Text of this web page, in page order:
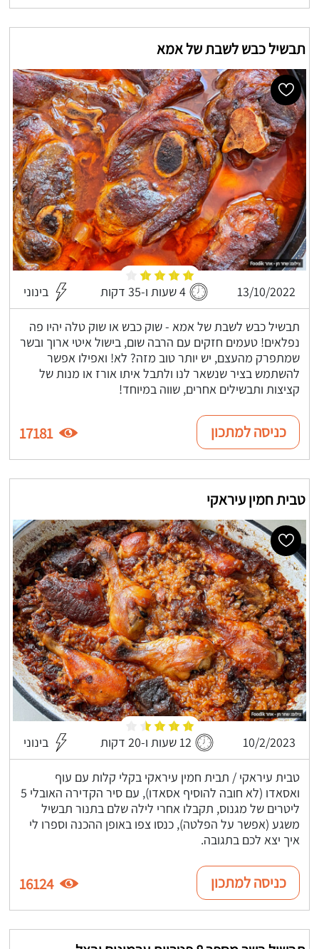
תבשיל כבש לשבת של אמא
13/10/2022 4 שעות ו-35 דקות בינוני
תבשיל כבש לשבת של אמא - שוק כבש או שוק טלה יהיו פה
נפלאים! טעמים חזקים עם הרבה שום, בישול איטי ארוך ובשר
שמתפרק מהעצם, יש יותר טוב מזה? לא! ואפילו אפשר
להשתמש בציר שנשאר לנו ולתבל איתו אורז או מנות של
קציצות ותבשילים אחרים, שווה במיוחד!
כניסה למתכון 17181
טבית חמין עיראקי
10/2/2023 12 שעות ו-20 דקות בינוני
טבית עיראקי / תבית חמין עיראקי בקלי קלות עם עוף
ואסאדו (לא חובה להוסיף אסאדו), עם סיר הקדירה האובלי 5
ליטרים של מגנוס, תקבלו אחרי לילה שלם בתנור תבשיל
משגע (אפשר על הפלטה), כנסו צפו באופן ההכנה וספרו לי
איך יצא לכם בתגובה.
כניסה למתכון 16124